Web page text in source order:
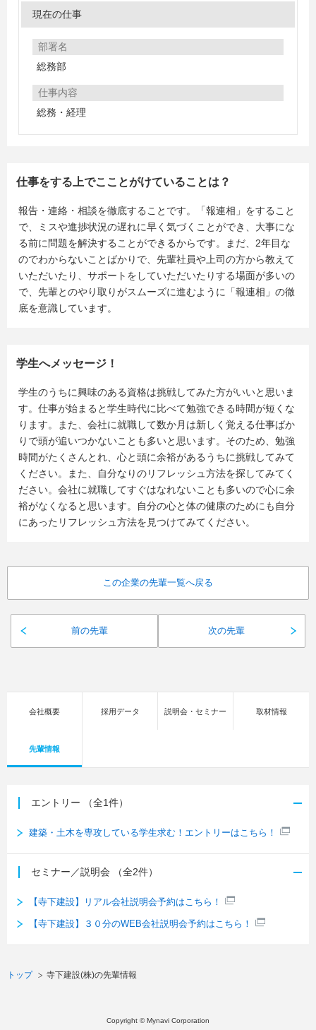
現在の仕事
部署名
総務部
仕事内容
総務・経理
仕事をする上でこことがけていることは？
報告・連絡・相談を徹底することです。「報連相」をすること
で、ミスや進捗状況の遅れに早く気づくことができ、大事にな
る前に問題を解決することができるからです。まだ、2年目な
のでわからないことばかりで、先輩社員や上司の方から教えて
いただいたり、サポートをしていただいたりする場面が多いの
で、先輩とのやり取りがスムーズに進むように「報連相」の徹
底を意識しています。
学生へメッセージ！
学生のうちに興味のある資格は挑戦してみた方がいいと思いま
す。仕事が始まると学生時代に比べて勉強できる時間が短くな
ります。また、会社に就職して数か月は新しく覚える仕事ばか
りで頭が追いつかないことも多いと思います。そのため、勉強
時間がたくさんとれ、心と頭に余裕があるうちに挑戦してみて
ください。また、自分なりのリフレッシュ方法を探してみてく
ださい。会社に就職してすぐはなれないことも多いので心に余
裕がなくなると思います。自分の心と体の健康のためにも自分
にあったリフレッシュ方法を見つけてみてください。
前の先輩
この企業の先輩一覧へ戻る
次の先輩
会社概要 採用データ 説明会・セミナー 取材情報
先輩情報
エントリー （全1件）
建築・土木を専攻している学生求む！エントリーはこちら！
セミナー／説明会 （全2件）
【寺下建設】リアル会社説明会予約はこちら！
【寺下建設】３０分のWEB会社説明会予約はこちら！
トップ 寺下建設(株)の先輩情報
Copyright © Mynavi Corporation